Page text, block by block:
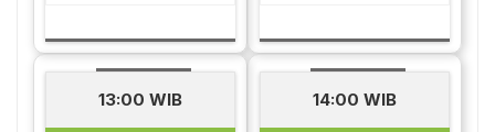
13:00 WIB 14:00 WIB